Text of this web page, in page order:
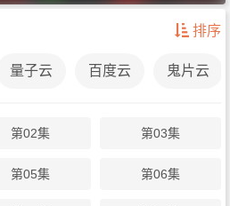
排序
量子云 百度云 鬼片云
第02集 第03集
第05集 第06集